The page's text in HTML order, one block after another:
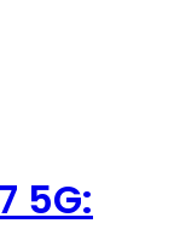
5G: